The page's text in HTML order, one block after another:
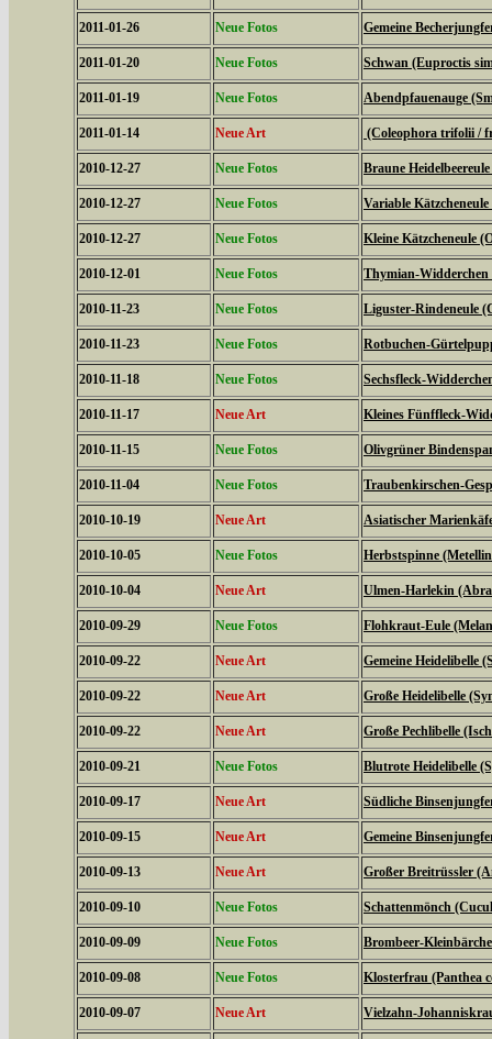
2011-01-26 Neue Fotos Gemeine
2011-01-20 Neue Fotos Schwan (Euproctis
2011-01-19 Neue Fotos Abendpfauenauge
2011-01-14 Neue Art (Coleophora trifolii /
2010-12-27 Neue Fotos Braune
2010-12-27 Neue Fotos Variable
2010-12-27 Neue Fotos Kleine Kätzcheneule
2010-12-01 Neue Fotos Thymian-
2010-11-23 Neue Fotos Liguster-Rindeneule
2010-11-23 Neue Fotos Rotbuchen-
2010-11-18 Neue Fotos Sechsfleck-
2010-11-17 Neue Art Kleines Fünffleck-
2010-11-15 Neue Fotos Olivgrüner
2010-11-04 Neue Fotos Traubenkirschen-
2010-10-19 Neue Art Asiatischer
2010-10-05 Neue Fotos Herbstspinne
2010-10-04 Neue Art Ulmen-Harlekin
2010-09-29 Neue Fotos Flohkraut-Eule
2010-09-22 Neue Art Gemeine Heidelibelle
2010-09-22 Neue Art Große Heidelibelle
2010-09-22 Neue Art Große Pechlibelle
2010-09-21 Neue Fotos Blutrote Heidelibelle
2010-09-17 Neue Art Südliche
2010-09-15 Neue Art Gemeine
2010-09-13 Neue Art Großer Breitrüssler
2010-09-10 Neue Fotos Schattenmönch
2010-09-09 Neue Fotos Brombeer-
2010-09-08 Neue Fotos Klosterfrau (Panthea
2010-09-07 Neue Art Vielzahn-